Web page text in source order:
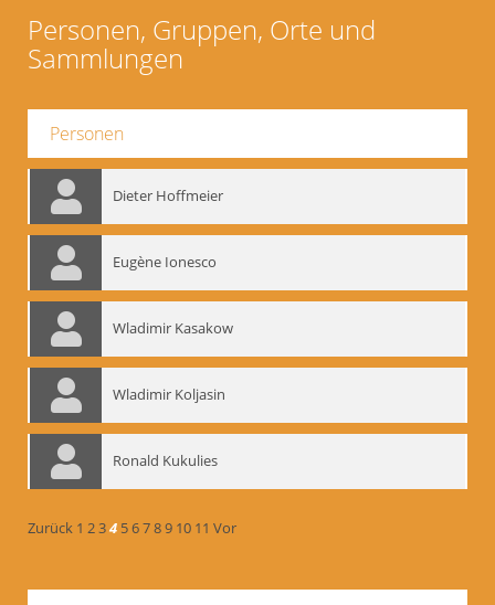
Personen, Gruppen, Orte und
Sammlungen
Personen
Dieter Hoffmeier
Eugène Ionesco
Wladimir Kasakow
Wladimir Koljasin
Ronald Kukulies
Zurück 1 234 56789 10 11 Vor